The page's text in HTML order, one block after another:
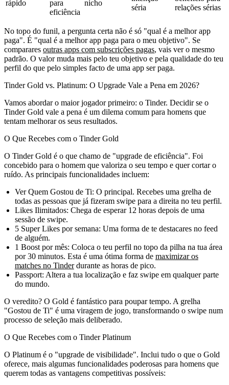
rápido
para
eficiência
nicho
séria
relações sérias
No topo do funil, a pergunta certa não é só "qual é a melhor app
paga". É "qual é a melhor app paga para o meu objetivo". Se
comparares outras apps com subscrições pagas, vais ver o mesmo
padrão. O valor muda mais pelo teu objetivo e pela qualidade do teu
perfil do que pelo simples facto de uma app ser paga.
Tinder Gold vs. Platinum: O Upgrade Vale a Pena em 2026?
Vamos abordar o maior jogador primeiro: o Tinder. Decidir se o
Tinder Gold vale a pena é um dilema comum para homens que
tentam melhorar os seus resultados.
O Que Recebes com o Tinder Gold
O Tinder Gold é o que chamo de "upgrade de eficiência". Foi
concebido para o homem que valoriza o seu tempo e quer cortar o
ruído. As principais funcionalidades incluem:
Ver Quem Gostou de Ti: O principal. Recebes uma grelha de
todas as pessoas que já fizeram swipe para a direita no teu perfil.
Likes Ilimitados: Chega de esperar 12 horas depois de uma
sessão de swipe.
5 Super Likes por semana: Uma forma de te destacares no feed
de alguém.
1 Boost por mês: Coloca o teu perfil no topo da pilha na tua área
por 30 minutos. Esta é uma ótima forma de maximizar os
matches no Tinderdurante as horas de pico.
Passport: Altera a tua localização e faz swipe em qualquer parte
do mundo.
O veredito? O Gold é fantástico para poupar tempo. A grelha
"Gostou de Ti" é uma viragem de jogo, transformando o swipe num
processo de seleção mais deliberado.
O Que Recebes com o Tinder Platinum
O Platinum é o "upgrade de visibilidade". Inclui tudo o que o Gold
oferece, mais algumas funcionalidades poderosas para homens que
querem todas as vantagens competitivas possíveis: